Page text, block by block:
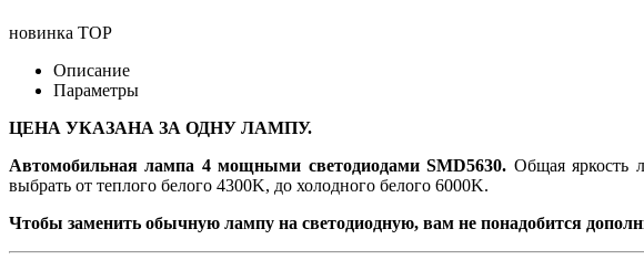
новинка TOP
Описание
Параметры
ЦЕНА УКАЗАНА ЗА ОДНУ ЛАМПУ.
Автомобильная лампа 4 мощными светодиодами SMD5630. Общая яркость
выбрать от теплого белого 4300K, до холодного белого 6000K.
Чтобы заменить обычную лампу на светодиодную, вам не понадобится